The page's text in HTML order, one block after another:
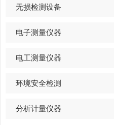
无损检测设备
电子测量仪器
电工测量仪器
环境安全检测
分析计量仪器